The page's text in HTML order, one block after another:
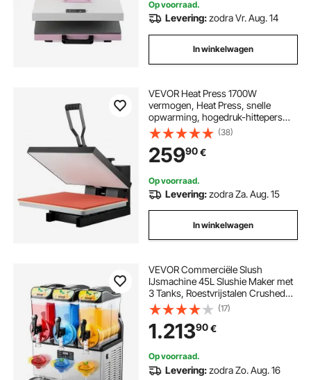
Op voorraad.
Levering:zodra Vr. Aug. 14
In winkelwagen
VEVOR Heat Press 1700W
vermogen, Heat Press, snelle
opwarming, hogedruk-hittepers
voor T-shirts, digitale industriële
sublimatieprinter voor
warmteoverdrachtvinyl 16" x 20
(38)
25990€
Op voorraad.
Levering:zodra Za. Aug. 15
In winkelwagen
VEVOR Commerciële Slush
IJsmachine 45L Slushie Maker met
3 Tanks, Roestvrijstalen Crushed
Ice Machine voor 180 Glazen
Margarita's en Smoothies,
IJsmachine voor Thuisgebruik,
Catering, Cafés en Bars
(17)
1.21390€
Op voorraad.
Levering:zodra Zo. Aug. 16